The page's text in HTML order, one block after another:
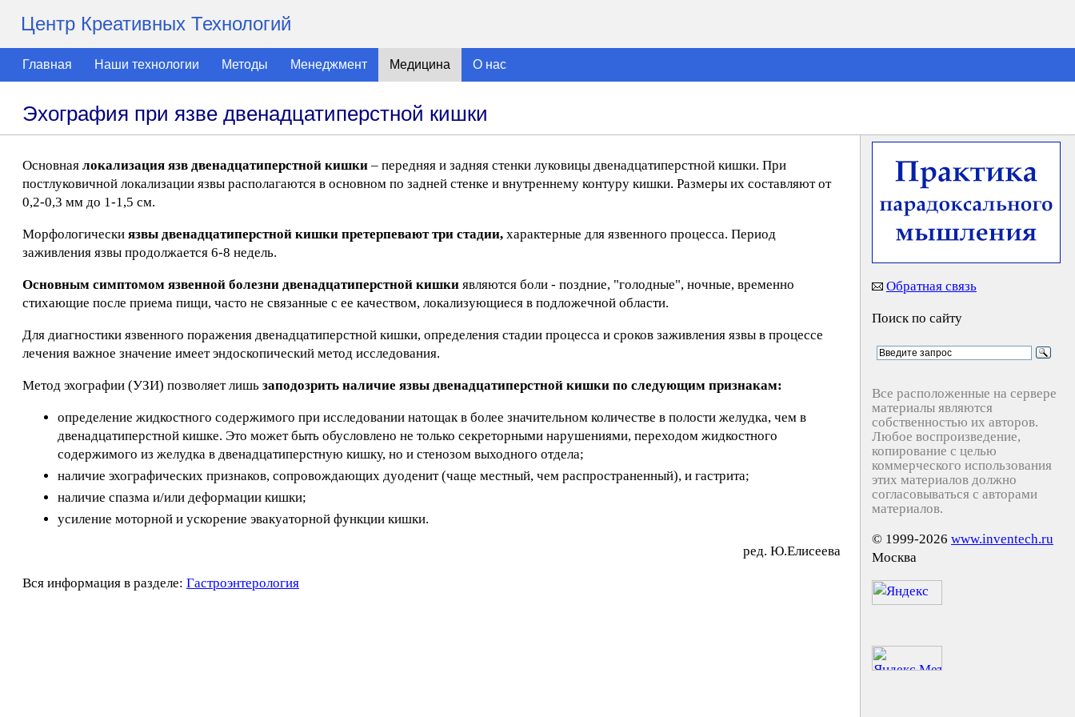
Центр Креативных Технологий
Главная Наши технологии Методы Менеджмент Медицина О нас
Эхография при язве двенадцатиперстной кишки
Основная локализация язв двенадцатиперстной кишки – передняя и задняя стенки луковицы двенадцатиперстной кишки. При
постлуковичной локализации язвы располагаются в основном по задней стенке и внутреннему контуру кишки. Размеры их составляют от
0,2-0,3 мм до 1-1,5 см.
Морфологически язвы двенадцатиперстной кишки претерпевают три стадии, характерные для язвенного процесса. Период
заживления язвы продолжается 6-8 недель.
Основным симптомом язвенной болезни двенадцатиперстной кишки являются боли - поздние, "голодные", ночные, временно
стихающие после приема пищи, часто не связанные с ее качеством, локализующиеся в подложечной области.
Для диагностики язвенного поражения двенадцатиперстной кишки, определения стадии процесса и сроков заживления язвы в процессе
лечения важное значение имеет эндоскопический метод исследования.
Метод эхографии (УЗИ) позволяет лишь заподозрить наличие язвы двенадцатиперстной кишки по следующим признакам:
определение жидкостного содержимого при исследовании натощак в более значительном количестве в полости желудка, чем в
двенадцатиперстной кишке. Это может быть обусловлено не только секреторными нарушениями, переходом жидкостного
содержимого из желудка в двенадцатиперстную кишку, но и стенозом выходного отдела;
наличие эхографических признаков, сопровождающих дуоденит (чаще местный, чем распространенный), и гастрита;
наличие спазма и/или деформации кишки;
усиление моторной и ускорение эвакуаторной функции кишки.
peд. Ю.Eлиceeвa
Вся информация в разделе: Гастроэнтерология
Обратная связь
Поиск по сайту
Все расположенные на сервере
материалы являются
собственностью их авторов.
Любое воспроизведение,
копирование с целью
коммерческого использования
этих материалов должно
согласовываться с авторами
материалов.
© 1999-2026 www.inventech.ru
Москва